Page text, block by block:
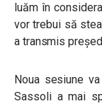
luăm în
vor trebui să
a transmis
Noua sesiune
Sassoli a mai